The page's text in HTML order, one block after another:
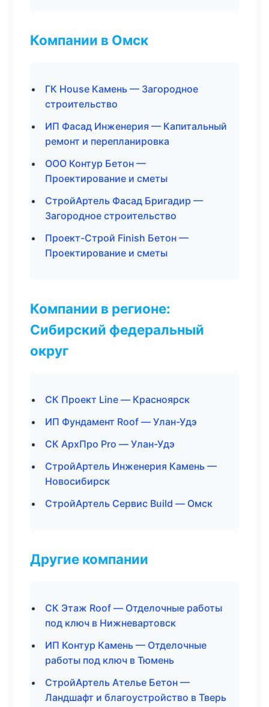
Компании в Омск
ГК House Камень — Загородное
строительство
ИП Фасад Инженерия — Капитальный
ремонт и перепланировка
ООО Контур Бетон —
Проектирование и сметы
СтройАртель Фасад Бригадир —
Загородное строительство
Проект-Строй Finish Бетон —
Проектирование и сметы
Компании в регионе:
Сибирский федеральный
округ
СК Проект Line — Красноярск
ИП Фундамент Roof — Улан-Удэ
СК АрхПро Pro — Улан-Удэ
СтройАртель Инженерия Камень —
Новосибирск
СтройАртель Сервис Build — Омск
Другие компании
СК Этаж Roof — Отделочные работы
под ключ в Нижневартовск
ИП Контур Камень — Отделочные
работы под ключ в Тюмень
СтройАртель Ателье Бетон —
Ландшафт и благоустройство в Тверь